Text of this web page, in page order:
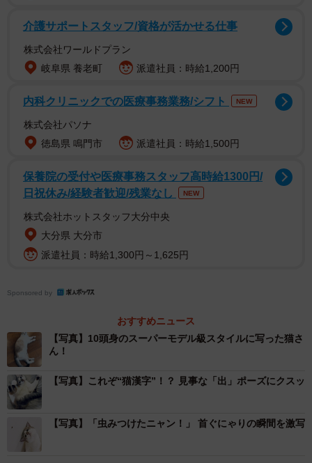
飼い主さんを見つめるミントちゃん（画像提供：ぴえん猫ミントさん）
ーーこの撮影方法を知ったきっかけを教えてください。
介護サポートスタッフ/資格が活かせる仕事
株式会社ワールドプラン
岐阜県 養老町
派遣社員：時給1,200円
内科クリニックでの医療事務業務/シフト NEW
株式会社パソナ
徳島県 鳴門市
派遣社員：時給1,500円
保養院の受付や医療事務スタッフ高時給1300円/
日祝休み/経験者歓迎/残業なし
NEW
株式会社ホットスタッフ大分中央
大分県 大分市
派遣社員：時給1,300円～1,625円
Sponsored by
おすすめニュース
【写真】10頭身のスーパーモデル級スタイルに写った猫さ
ん！
【写真】これぞ“猫漢字”！？ 見事な「出」ポーズにクスッ
【写真】「虫みつけたニャン！」 首ぐにゃりの瞬間を激写